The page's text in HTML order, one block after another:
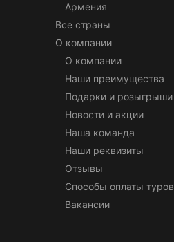
Армения
Все страны
О компании
О компании
Наши преимущества
Подарки и розыгрыши
Новости и акции
Наша команда
Наши реквизиты
Отзывы
Способы оплаты туров
Вакансии